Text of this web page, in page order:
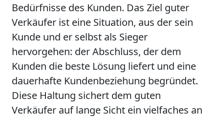
Bedürfnisse des Kunden. Das Ziel guter
Verkäufer ist eine Situation, aus der sein
Kunde und er selbst als Sieger
hervorgehen: der Abschluss, der dem
Kunden die beste Lösung liefert und eine
dauerhafte Kundenbeziehung begründet.
Diese Haltung sichert dem guten
Verkäufer auf lange Sicht ein vielfaches an